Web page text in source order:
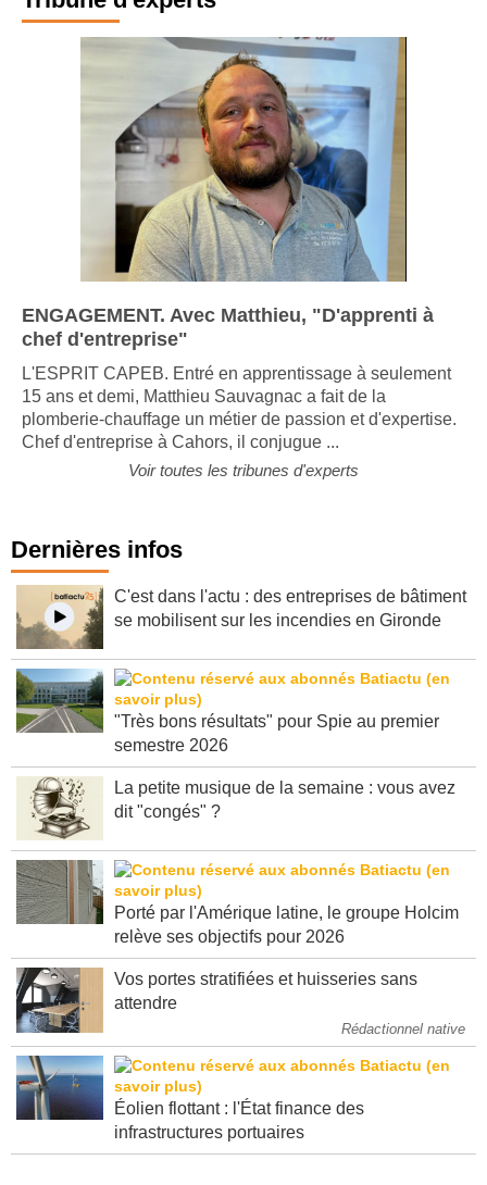
Tribune d'experts
ENGAGEMENT. Avec Matthieu, "D'apprenti à
chef d'entreprise"
L'ESPRIT CAPEB. Entré en apprentissage à seulement
15 ans et demi, Matthieu Sauvagnac a fait de la
plomberie-chauffage un métier de passion et d'expertise.
Dernières infos
C'est dans l'actu : des entreprises de bâtiment
"Très bons résultats" pour Spie au premier
La petite musique de la semaine : vous avez
Porté par l'Amérique latine, le groupe Holcim
Vos portes stratifiées et huisseries sans
Rédactionnel native
Éolien flottant : l'État finance des